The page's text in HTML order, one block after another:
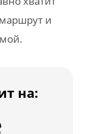
на:
и